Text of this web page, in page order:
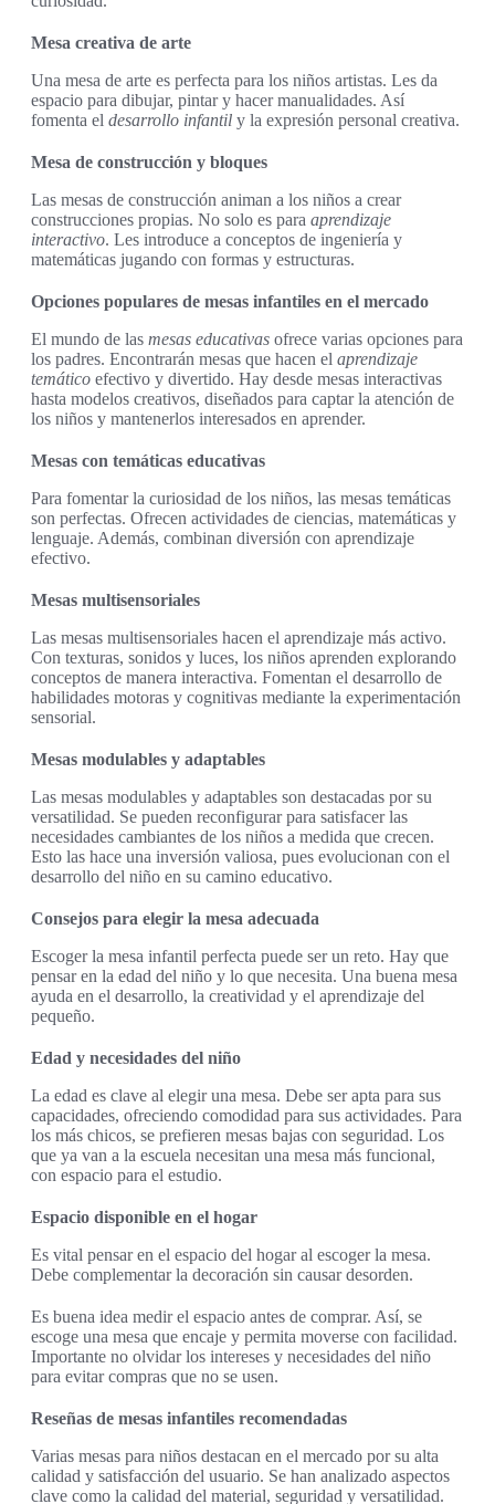
Mesa creativa de arte
Una mesa de arte es perfecta para los niños artistas. Les da
espacio para dibujar, pintar y hacer manualidades. Así
fomenta el desarrollo infantil y la expresión personal creativa.
Mesa de construcción y bloques
Las mesas de construcción animan a los niños a crear
construcciones propias. No solo es para aprendizaje
interactivo. Les introduce a conceptos de ingeniería y
matemáticas jugando con formas y estructuras.
Opciones populares de mesas infantiles en el mercado
El mundo de las mesas educativas ofrece varias opciones para
los padres. Encontrarán mesas que hacen el aprendizaje
temático efectivo y divertido. Hay desde mesas interactivas
hasta modelos creativos, diseñados para captar la atención de
los niños y mantenerlos interesados en aprender.
Mesas con temáticas educativas
Para fomentar la curiosidad de los niños, las mesas temáticas
son perfectas. Ofrecen actividades de ciencias, matemáticas y
lenguaje. Además, combinan diversión con aprendizaje
efectivo.
Mesas multisensoriales
Las mesas multisensoriales hacen el aprendizaje más activo.
Con texturas, sonidos y luces, los niños aprenden explorando
conceptos de manera interactiva. Fomentan el desarrollo de
habilidades motoras y cognitivas mediante la experimentación
sensorial.
Mesas modulables y adaptables
Las mesas modulables y adaptables son destacadas por su
versatilidad. Se pueden reconfigurar para satisfacer las
necesidades cambiantes de los niños a medida que crecen.
Esto las hace una inversión valiosa, pues evolucionan con el
desarrollo del niño en su camino educativo.
Consejos para elegir la mesa adecuada
Escoger la mesa infantil perfecta puede ser un reto. Hay que
pensar en la edad del niño y lo que necesita. Una buena mesa
ayuda en el desarrollo, la creatividad y el aprendizaje del
pequeño.
Edad y necesidades del niño
La edad es clave al elegir una mesa. Debe ser apta para sus
capacidades, ofreciendo comodidad para sus actividades. Para
los más chicos, se prefieren mesas bajas con seguridad. Los
que ya van a la escuela necesitan una mesa más funcional,
con espacio para el estudio.
Espacio disponible en el hogar
Es vital pensar en el espacio del hogar al escoger la mesa.
Debe complementar la decoración sin causar desorden.
Es buena idea medir el espacio antes de comprar. Así, se
escoge una mesa que encaje y permita moverse con facilidad.
Importante no olvidar los intereses y necesidades del niño
para evitar compras que no se usen.
Reseñas de mesas infantiles recomendadas
Varias mesas para niños destacan en el mercado por su alta
calidad y satisfacción del usuario. Se han analizado aspectos
clave como la calidad del material, seguridad y versatilidad.